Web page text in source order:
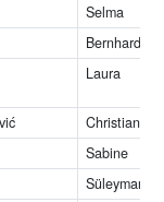
Selma
Bernhard
Laura
Christian
Sabine
Süleyman